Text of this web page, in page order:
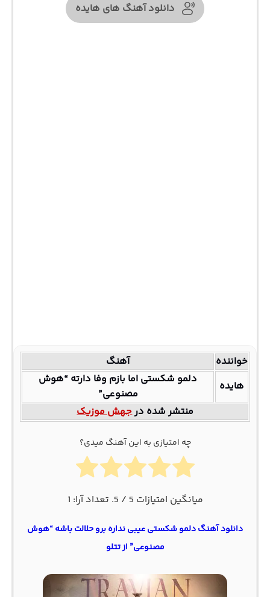
دانلود آهنگ های هایده
خواننده
آهنگ
هایده
دلمو شکستی اما بازم وفا دارته “هوش
مصنوعی”
منتشر شده درجهش موزیک
چه امتیازی به این آهنگ میدی؟
میانگین امتیازات 5 / 5. تعداد آرا: 1
دانلود آهنگ دلمو شکستی عیبی نداره برو حلالت باشه “هوش
مصنوعی” از تتلو